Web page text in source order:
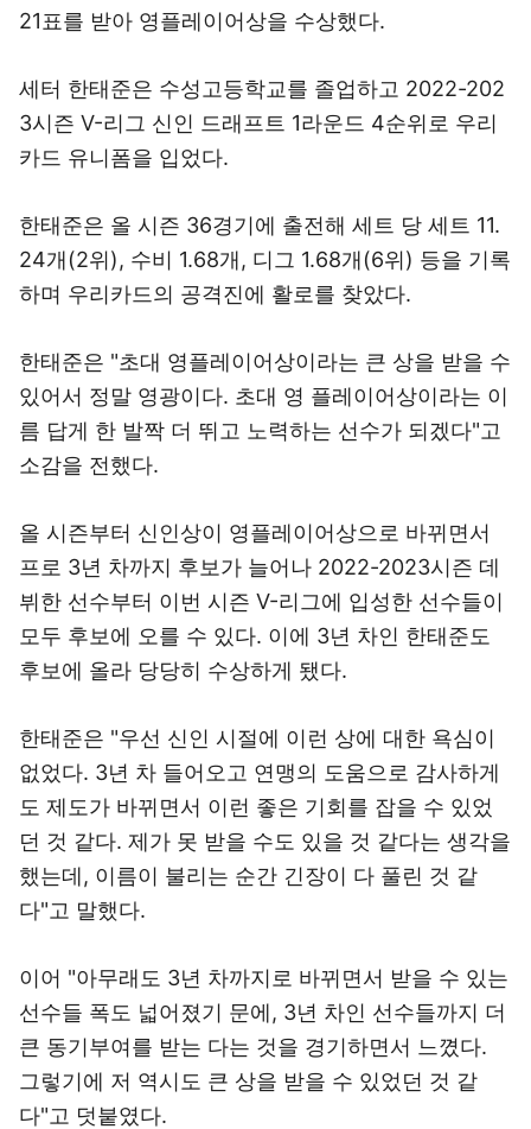
21표를 받아 영플레이어상을 수상했다.
세터 한태준은 수성고등학교를 졸업하고 2022-202
3시즌 V-리그 신인 드래프트 1라운드 4순위로 우리
카드 유니폼을 입었다.
한태준은 올 시즌 36경기에 출전해 세트 당 세트 11.
24개(2위), 수비 1.68개, 디그 1.68개(6위) 등을 기록
하며 우리카드의 공격진에 활로를 찾았다.
한태준은 "초대 영플레이어상이라는 큰 상을 받을 수
있어서 정말 영광이다. 초대 영 플레이어상이라는 이
름 답게 한 발짝 더 뛰고 노력하는 선수가 되겠다"고
소감을 전했다.
올 시즌부터 신인상이 영플레이어상으로 바뀌면서
프로 3년 차까지 후보가 늘어나 2022-2023시즌 데
뷔한 선수부터 이번 시즌 V-리그에 입성한 선수들이
모두 후보에 오를 수 있다. 이에 3년 차인 한태준도
후보에 올라 당당히 수상하게 됐다.
한태준은 "우선 신인 시절에 이런 상에 대한 욕심이
없었다. 3년 차 들어오고 연맹의 도움으로 감사하게
도 제도가 바뀌면서 이런 좋은 기회를 잡을 수 있었
던 것 같다. 제가 못 받을 수도 있을 것 같다는 생각을
했는데, 이름이 불리는 순간 긴장이 다 풀린 것 같
다"고 말했다.
이어 "아무래도 3년 차까지로 바뀌면서 받을 수 있는
선수들 폭도 넓어졌기 문에, 3년 차인 선수들까지 더
큰 동기부여를 받는 다는 것을 경기하면서 느꼈다.
그렇기에 저 역시도 큰 상을 받을 수 있었던 것 같
다"고 덧붙였다.